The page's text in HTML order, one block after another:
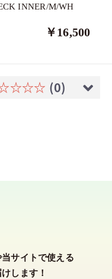
INNER/M/WH
￥16,500
(0)
サイトで使える
します！